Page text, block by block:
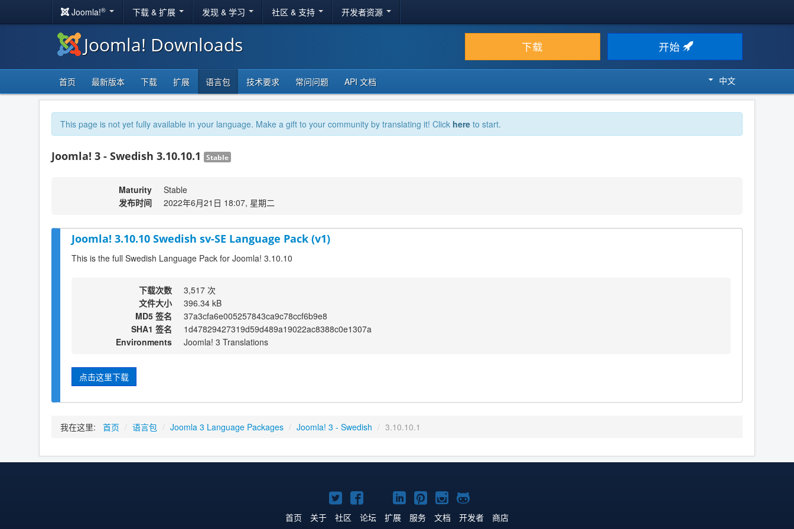
Joomla!® 下载 & 扩展 发现 & 学习 社区 & 支持 开发者资源
Joomla! Downloads 下载 开始
首页 最新版本 下载 扩展 语言包 技术要求 常问问题 API 文档 中文
This page is not yet fully available in your language. Make a gift to your community by translating it! Click here to start.
Joomla! 3 - Swedish 3.10.10.1 Stable
Maturity
Stable
发布时间
2022年6月21日 18:07, 星期二
Joomla! 3.10.10 Swedish sv-SE Language Pack (v1)
This is the full Swedish Language Pack for Joomla! 3.10.10
下载次数
3,517 次
文件大小
396.34 kB
MD5 签名
37a3cfa6e005257843ca9c78ccf6b9e8
SHA1 签名
1d47829427319d59d489a19022ac8388c0e1307a
Environments
Joomla! 3 Translations
点击这里下载
我在这里: 首页 / 语言包 / Joomla 3 Language Packages / Joomla! 3 - Swedish / 3.10.10.1
Twitter
主
Facebook
主
YouTube
主
LinkedIn
主
Pinterest
主
Instagram
主
GitHub
主
首页 关于 社区 论坛 扩展 服务 文档 开发者 商店